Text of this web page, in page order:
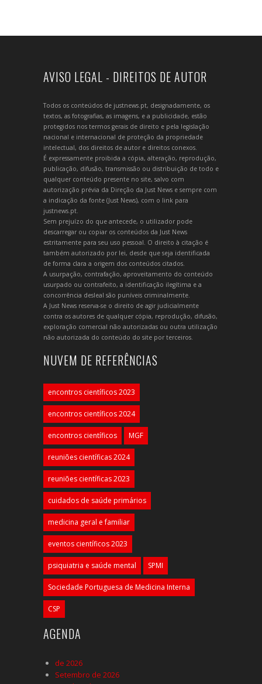
AVISO LEGAL - DIREITOS DE AUTOR
Todos os conteúdos de justnews.pt, designadamente, os
textos, as fotografias, as imagens, e a publicidade, estão
protegidos nos termos gerais de direito e pela legislação
nacional e internacional de proteção da propriedade
intelectual, dos direitos de autor e direitos conexos.
É expressamente proibida a cópia, alteração, reprodução,
publicação, difusão, transmissão ou distribuição de todo e
qualquer conteúdo presente no site, salvo com
autorização prévia da Direção da Just News e sempre com
a indicação da fonte (Just News), com o link para
justnews.pt.
Sem prejuízo do que antecede, o utilizador pode
descarregar ou copiar os conteúdos da Just News
estritamente para seu uso pessoal. O direito à citação é
também autorizado por lei, desde que seja identificada
de forma clara a origem dos conteúdos citados.
A usurpação, contrafação, aproveitamento do conteúdo
usurpado ou contrafeito, a identificação ilegítima e a
concorrência desleal são puníveis criminalmente.
A Just News reserva-se o direito de agir judicialmente
contra os autores de qualquer cópia, reprodução, difusão,
exploração comercial não autorizadas ou outra utilização
não autorizada do conteúdo do site por terceiros.
NUVEM DE REFERÊNCIAS
encontros científicos 2023
encontros científicos 2024
encontros científicos MGF
reuniões científicas 2024
reuniões científicas 2023
cuidados de saúde primários
medicina geral e familiar
eventos científicos 2023
psiquiatria e saúde mental SPMI
Sociedade Portuguesa de Medicina Interna
CSP
AGENDA
de 2026
Setembro de 2026